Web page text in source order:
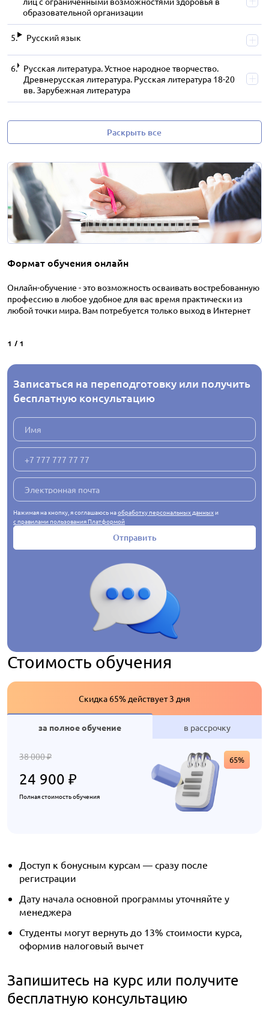
образовательной организации
Русский язык
Русская литература. Устное народное творчество.
Древнерусская литература. Русская литература 18-20
вв. Зарубежная литература
Раскрыть все
Формат обучения онлайн
Онлайн-обучение - это возможность осваивать востребованную
профессию в любое удобное для вас время практически из
любой точки мира. Вам потребуется только выход в Интернет
1 / 1
Записаться на переподготовку или получить
бесплатную консультацию
Отправить
Нажимая на кнопку, я соглашаюсь наобработку персональных данныхи
с правилами пользования Платформой
Стоимость обучения
Скидка 65% действует 3 дня
за полное обучение в рассрочку
38 000₽
24 900 ₽
Полная стоимость обучения
65%
Доступ к бонусным курсам — сразу после
регистрации
Дату начала основной программы уточняйте у
менеджера
Студенты могут вернуть до 13% стоимости курса,
оформив налоговый вычет
Запишитесь на курс или получите
бесплатную консультацию